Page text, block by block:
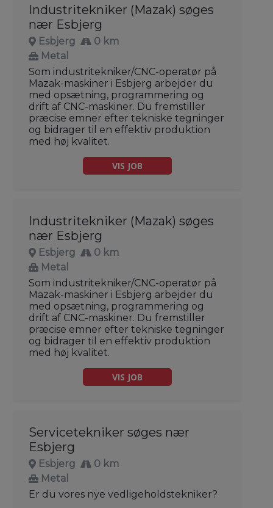
Industritekniker (Mazak) søges
nær Esbjerg
Esbjerg
0 km
Metal
Som industritekniker/CNC-operatør på
Mazak-maskiner i Esbjerg arbejder du
med opsætning, programmering og
drift af CNC-maskiner. Du fremstiller
præcise emner efter tekniske tegninger
og bidrager til en effektiv produktion
med høj kvalitet.
VIS JOB
Industritekniker (Mazak) søges
nær Esbjerg
Esbjerg
0 km
Metal
Som industritekniker/CNC-operatør på
Mazak-maskiner i Esbjerg arbejder du
med opsætning, programmering og
drift af CNC-maskiner. Du fremstiller
præcise emner efter tekniske tegninger
og bidrager til en effektiv produktion
med høj kvalitet.
VIS JOB
Servicetekniker søges nær
Esbjerg
Esbjerg
0 km
Metal
Er du vores nye vedligeholdstekniker?